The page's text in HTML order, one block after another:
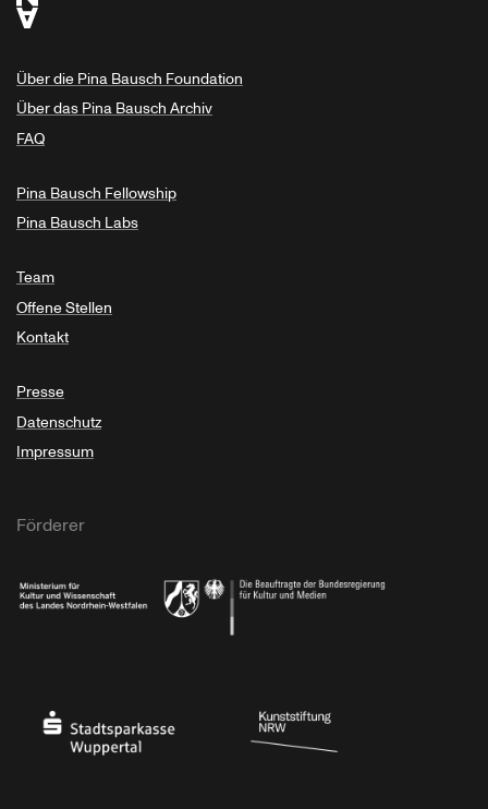
Über die Pina Bausch Foundation
Über das Pina Bausch Archiv
FAQ
Pina Bausch Fellowship
Pina Bausch Labs
Team
Offene Stellen
Kontakt
Presse
Datenschutz
Impressum
Förderer